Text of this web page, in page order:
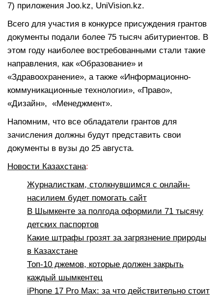
7) приложения Joo.kz, UniVision.kz.
Всего для участия в конкурсе присуждения грантов
документы подали более 75 тысяч абитуриентов. В
этом году наиболее востребованными стали такие
направления, как «Образование» и
«Здравоохранение», а также «Информационно-
коммуникационные технологии», «Право»,
«Дизайн», «Менеджмент».
Напомним, что все обладатели грантов для
зачисления должны будут представить свои
документы в вузы до 25 августа.
Новости Казахстана:
Журналисткам, столкнувшимся с онлайн-
насилием будет помогать сайт
В Шымкенте за полгода оформили 71 тысячу
детских паспортов
Какие штрафы грозят за загрязнение природы
в Казахстане
Топ-10 джемов, которые должен закрыть
каждый шымкентец
iPhone 17 Pro Max: за что действительно стоит